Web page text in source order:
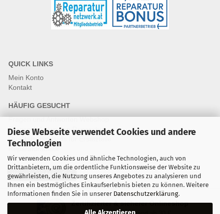
Diese Webseite verwendet Cookies und andere
Technologien
Wir verwenden Cookies und ähnliche Technologien, auch von
Drittanbietern, um die ordentliche Funktionsweise der Website zu
gewährleisten, die Nutzung unseres Angebotes zu analysieren und
Ihnen ein bestmögliches Einkaufserlebnis bieten zu können. Weitere
Informationen finden Sie in unserer Datenschutzerklärung.
QUICK LINKS
Mein Konto
Kontakt
HÄUFIG GESUCHT
Fragen und Antworten Webshop
Fragen & Antworten Reparatur
Qualitätsstandards für Ersatzteile
Reparaturablauf
Vertrag widerrufen
Zertifizierter & sicherer Onlineshop